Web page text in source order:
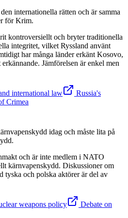
internationella rätten och är samma
för Krim.
kontroversiellt och bryter traditionella
integritet, vilket Ryssland använt
har många länder erkänt Kosovo,
Jämförelsen är enkel men
international law
Russia's
Crimea
idag och måste lita på
och är inte medlem i NATO
kärnvapenskydd. Diskussioner om
tyska och polska aktörer är del av
weapons policy
Debate on